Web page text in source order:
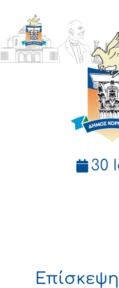
ΔΗΜΟΣ
ΚΟΡΙΝΘΙΩΝ
30